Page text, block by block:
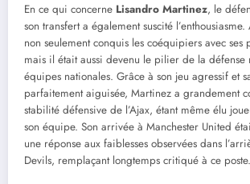
En ce qui concerne Lisandro Martinez, le
son transfert a également suscité
non seulement conquis les coéquipiers avec ses
mais il était aussi devenu le pilier de la défense
équipes nationales. Grâce à son jeu agressif et
parfaitement aiguisée, Martinez a grandement
stabilité défensive de l’Ajax, étant même élu
son équipe. Son arrivée à Manchester United
une réponse aux faiblesses observées dans
Devils, remplaçant longtemps critiqué à ce poste.